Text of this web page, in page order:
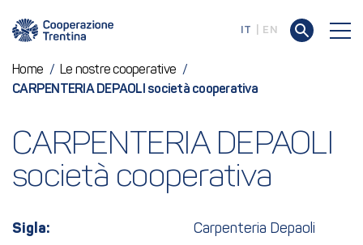
IT EN
Home / Le nostre cooperative /
CARPENTERIA DEPAOLI società cooperativa
CARPENTERIA DEPAOLI
società cooperativa
Sigla: Carpenteria Depaoli